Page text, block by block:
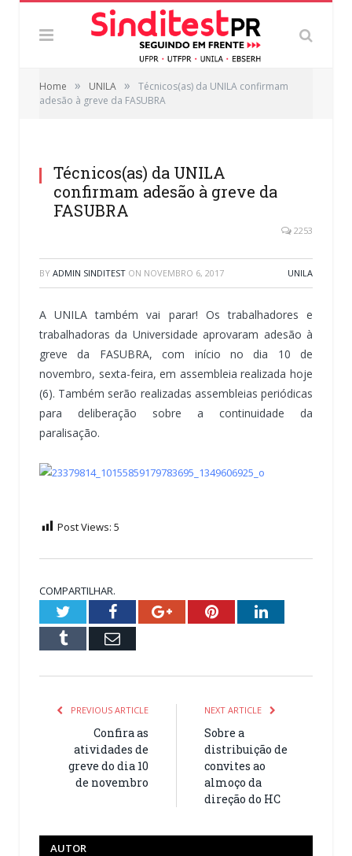
Home » UNILA »
Técnicos(as) da UNILA confirmam
adesão à greve da FASUBRA
Técnicos(as) da UNILA
confirmam adesão à greve da
FASUBRA
2253
BY ADMIN SINDITEST ON NOVEMBRO 6, 2017 UNILA
A UNILA também vai parar! Os trabalhadores e
trabalhadoras da Universidade aprovaram adesão à
greve da FASUBRA, com início no dia 10 de
novembro, sexta-feira, em assembleia realizada hoje
(6). Também serão realizadas assembleias periódicas
para deliberação sobre a continuidade da
paralisação.
Post Views: 5
COMPARTILHAR.
TwitterFacebookGoogle+PinterestLinkedIn
Tumblr Email
PREVIOUS ARTICLE
Confira as
atividades de
greve do dia 10
de novembro
NEXT ARTICLE
Sobre a
distribuição de
convites ao
almoço da
direção do HC
AUTOR